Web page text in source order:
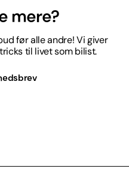
mere?
før alle andre! Vi giver
til livet som bilist.